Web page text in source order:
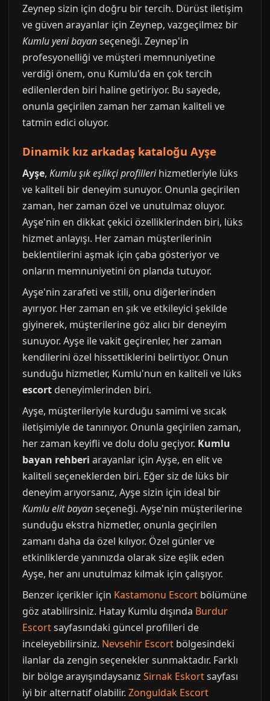
Zeynep sizin için doğru bir tercih. Dürüst iletişim
ve güven arayanlar için Zeynep, vazgeçilmez bir
Kumlu yeni bayanseçeneği. Zeynep'in
profesyonelliği ve müşteri memnuniyetine
verdiği önem, onu Kumlu'da en çok tercih
edilenlerden biri haline getiriyor. Bu sayede,
onunla geçirilen zaman her zaman kaliteli ve
tatmin edici oluyor.
Dinamik kız arkadaş kataloğu Ayşe
Ayşe, Kumlu şık eşlikçi profillerihizmetleriyle lüks
ve kaliteli bir deneyim sunuyor. Onunla geçirilen
zaman, her zaman özel ve unutulmaz oluyor.
Ayşe'nin en dikkat çekici özelliklerinden biri, lüks
hizmet anlayışı. Her zaman müşterilerinin
beklentilerini aşmak için çaba gösteriyor ve
onların memnuniyetini ön planda tutuyor.
Ayşe'nin zarafeti ve stili, onu diğerlerinden
ayırıyor. Her zaman en şık ve etkileyici şekilde
giyinerek, müşterilerine göz alıcı bir deneyim
sunuyor. Ayşe ile vakit geçirenler, her zaman
kendilerini özel hissettiklerini belirtiyor. Onun
sunduğu hizmetler, Kumlu'nun en kaliteli ve lüks
escort deneyimlerinden biri.
Ayşe, müşterileriyle kurduğu samimi ve sıcak
iletişimiyle de tanınıyor. Onunla geçirilen zaman,
her zaman keyifli ve dolu dolu geçiyor. Kumlu
bayan rehberi arayanlar için Ayşe, en elit ve
kaliteli seçeneklerden biri. Eğer siz de lüks bir
deneyim arıyorsanız, Ayşe sizin için ideal bir
Kumlu elit bayanseçeneği. Ayşe'nin müşterilerine
sunduğu ekstra hizmetler, onunla geçirilen
zamanı daha da özel kılıyor. Özel günler ve
etkinliklerde yanınızda olarak size eşlik eden
Ayşe, her anı unutulmaz kılmak için çalışıyor.
Benzer içerikler için Kastamonu Escort bölümüne
göz atabilirsiniz. Hatay Kumlu dışında Burdur
Escortsayfasındaki güncel profilleri de
inceleyebilirsiniz. Nevsehir Escort bölgesindeki
ilanlar da zengin seçenekler sunmaktadır. Farklı
bir bölge arayışındaysanız Sirnak Eskortsayfası
iyi bir alternatif olabilir. Zonguldak Escort